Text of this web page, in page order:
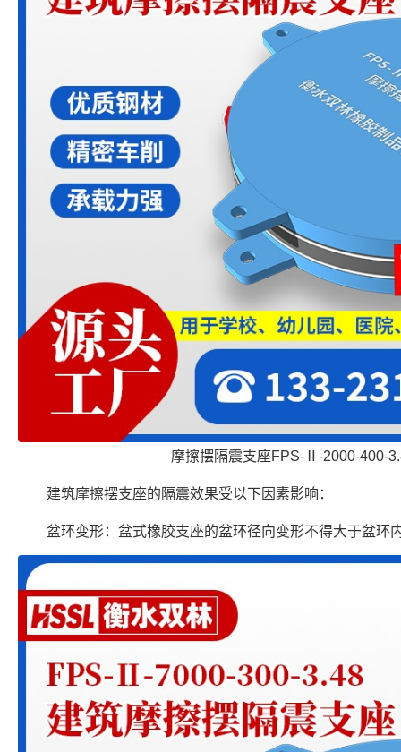
摩擦摆隔震支座FPS-Ⅱ-2000-400-
建筑摩擦摆支座的隔震效果受以下因素影响：
盆环变形：盆式橡胶支座的盆环径向变形不得大于盆环